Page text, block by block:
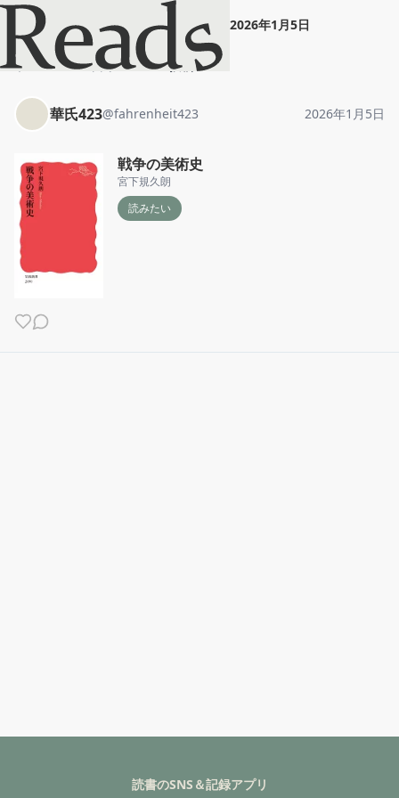
華氏423 戦争の美術史 2026年1月5日
ホーム 華氏423 投稿
華氏423@fahrenheit423 2026年1月5日
戦争の美術史
宮下規久朗
読みたい
読書のSNS＆記録アプリ